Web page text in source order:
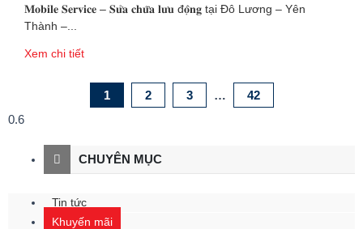
CHUYÊN MỤC
Tin tức
Khuyến mãi
𝐌𝐨𝐛𝐢𝐥𝐞 𝐒𝐞𝐫𝐯𝐢𝐜𝐞 – 𝐒𝐮̛̉𝐚 𝐜𝐡𝐮̛̃𝐚 𝐥𝐮̛𝐮 đ𝐨̣̂𝐧𝐠 tại Đô Lương – Yên
Thành –
Xem chi tiết
1 2 3 … 42